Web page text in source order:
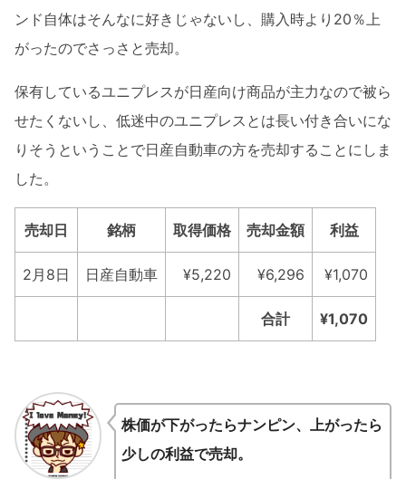
ンド自体はそんなに好きじゃないし、購入時より20％上
がったのでさっさと売却。
保有しているユニプレスが日産向け商品が主力なので被ら
せたくないし、低迷中のユニプレスとは長い付き合いにな
りそうということで日産自動車の方を売却することにしま
した。
売却日 銘柄 取得価格 売却金額 利益
2月8日 日産自動車 ¥5,220 ¥6,296 ¥1,070
合計 ¥1,070
株価が下がったらナンピン、上がったら
少しの利益で売却。